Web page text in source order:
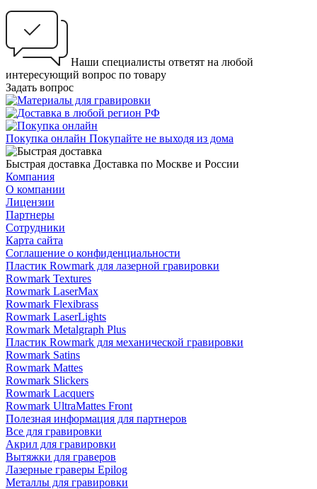
Наши специалисты ответят на любой
интересующий вопрос по товару
Задать вопрос
Покупка онлайн Покупайте не выходя из дома
Быстрая доставка Доставка по Москве и России
Компания
О компании
Лицензии
Партнеры
Сотрудники
Карта сайта
Соглашение о конфиденциальности
Пластик Rowmark для лазерной гравировки
Rowmark Textures
Rowmark LaserMax
Rowmark Flexibrass
Rowmark LaserLights
Rowmark Metalgraph Plus
Пластик Rowmark для механической гравировки
Rowmark Satins
Rowmark Mattes
Rowmark Slickers
Rowmark Lacquers
Rowmark UltraMattes Front
Полезная информация для партнеров
Все для гравировки
Акрил для гравировки
Вытяжки для граверов
Лазерные граверы Epilog
Металлы для гравировки